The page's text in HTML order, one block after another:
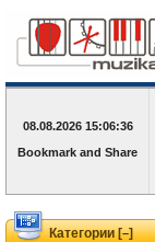
08.08.2026 15:06:36
Категории [–]